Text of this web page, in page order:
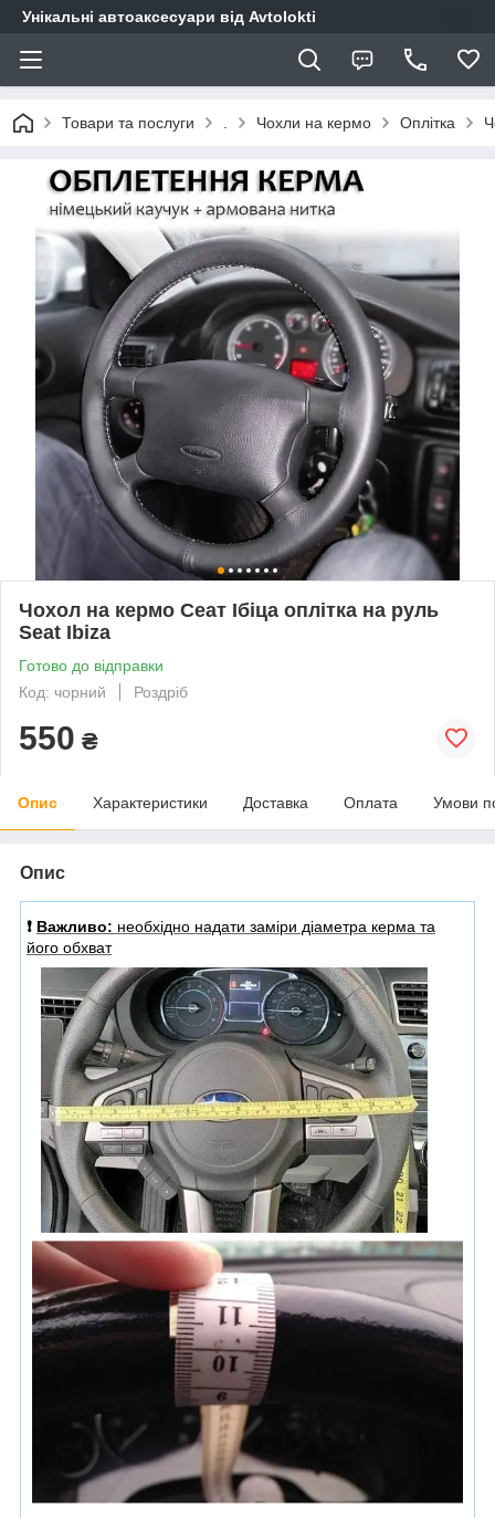
Унікальні автоаксесуари від Avtolokti
Товари та послуги Чохли на кермо Оплітка
Чохол на кермо Сеат Ібіца оплітка на руль
Seat Ibiza
Готово до відправки
Код: чорний
Роздріб
550 ₴
Опис Характеристики Доставка Оплата Умови
Опис
❗️ Важливо: необхідно надати заміри діаметра керма та
його обхват